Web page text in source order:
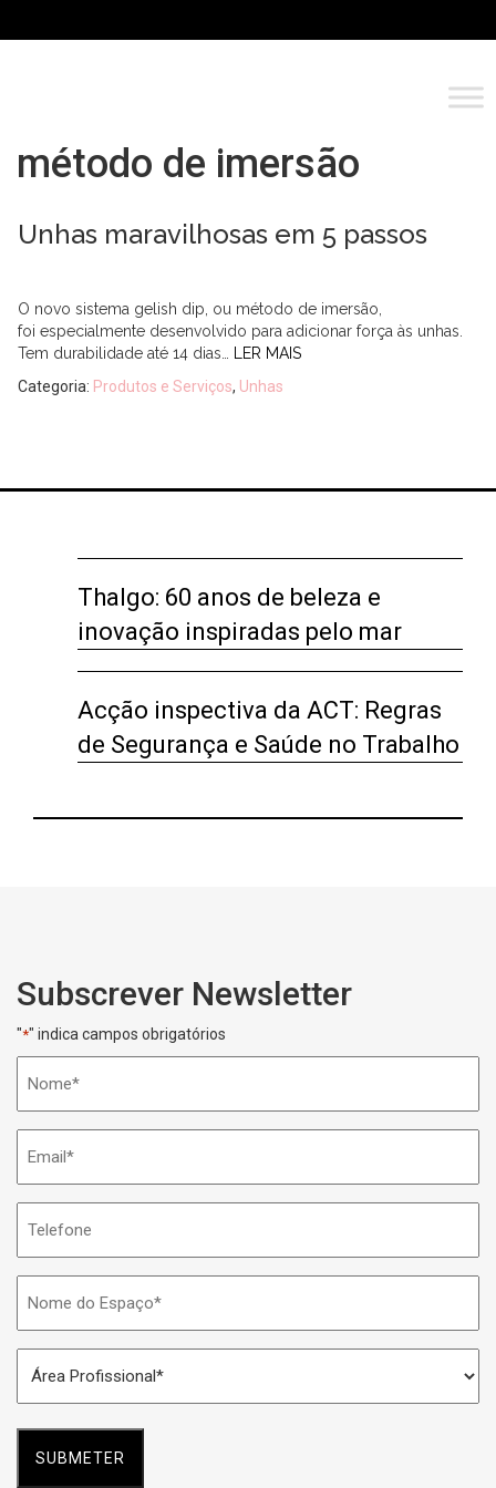
método de imersão
Unhas maravilhosas em 5 passos
O novo sistema gelish dip, ou método de imersão,
foi especialmente desenvolvido para adicionar força às unhas.
Tem durabilidade até 14 dias…
LER MAIS
Categoria: Produtos e Serviços, Unhas
Thalgo: 60 anos de beleza e
inovação inspiradas pelo mar
Acção inspectiva da ACT: Regras
de Segurança e Saúde no Trabalho
Subscrever Newsletter
"*" indica campos obrigatórios
do
Espaço
Profissional
*